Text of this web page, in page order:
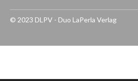
© 2023 DLPV - Duo LaPerla Verlag